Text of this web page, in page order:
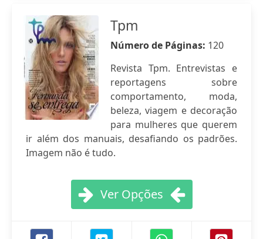
Tpm
Número de Páginas: 120
Revista Tpm. Entrevistas e
reportagens sobre
comportamento, moda,
beleza, viagem e decoração
para mulheres que querem
ir além dos manuais, desafiando os padrões.
Imagem não é tudo.
Ver Opções